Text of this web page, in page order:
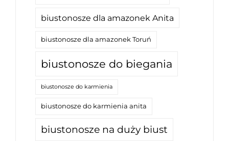
biustonosze dla amazonek Anita
biustonosze dla amazonek Toruń
biustonosze do biegania
biustonosze do karmienia
biustonosze do karmienia anita
biustonosze na duży biust